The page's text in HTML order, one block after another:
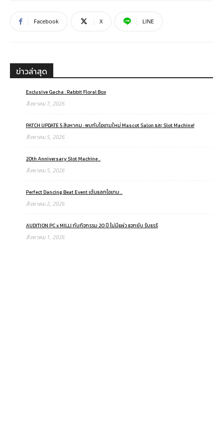
Facebook X LINE
ข่าวล่าสุด
Exclusive Gacha : Rabbit Floral Box
สิงหาคม 7, 2026
PATCH UPDATE 5 สิงหาคม : พบกับไอเทมใหม่ Mascot Salon และ Slot Machine!
สิงหาคม 5, 2026
20th Anniversary Slot Machine ..
สิงหาคม 5, 2026
Perfect Dancing Beat Event เต้นแลกไอเทม ..
สิงหาคม 2, 2026
AUDITION PC x MILLI กับกิจกรรม 20 ปี ไม่มีแผ่ว แจกยับ รับแรร์
สิงหาคม 1, 2026